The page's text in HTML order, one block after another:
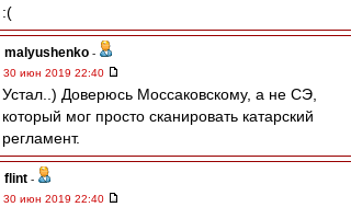
:(
malyushenko -
30 июн 2019 22:40
Устал..) Доверюсь Моссаковскому, а не СЭ,
который мог просто сканировать катарский
регламент.
flint -
30 июн 2019 22:40